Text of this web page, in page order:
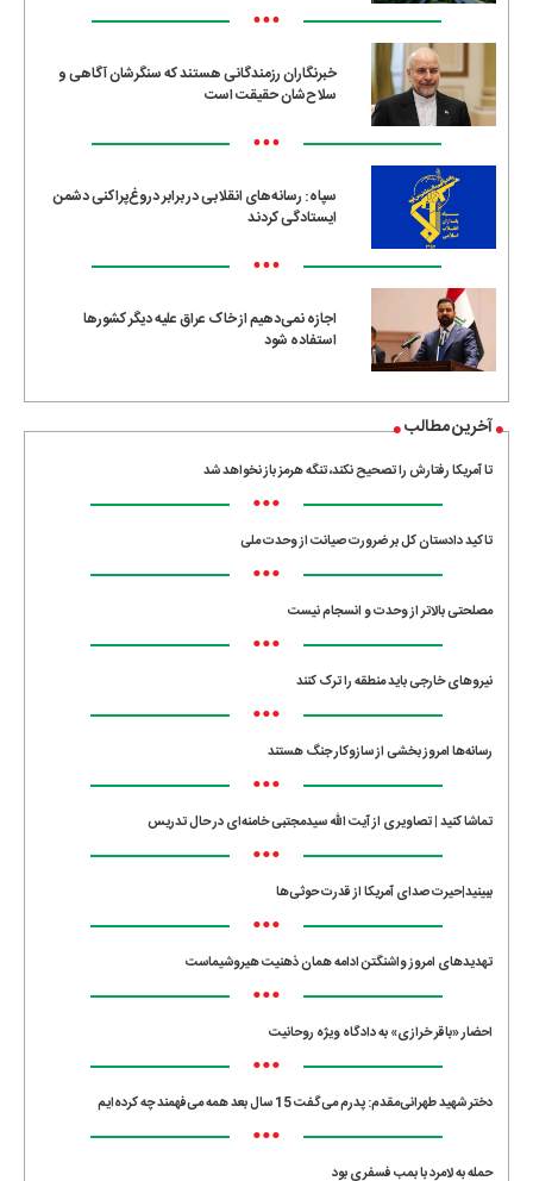
•••
خبرنگاران رزمندگانی هستند که سنگرشان آگاهی و
سلاح‌شان حقیقت است
•••
سپاه: رسانه‌های انقلابی در برابر دروغ‌پراکنی دشمن
ایستادگی کردند
•••
اجازه نمی‌دهیم از خاک عراق علیه دیگر کشورها
استفاده شود
آخرین مطالب
تا آمریکا رفتارش را تصحیح نکند، تنگه هرمز باز نخواهد شد
•••
تاکید دادستان کل بر ضرورت صیانت از وحدت ملی
•••
مصلحتی بالاتر از وحدت و انسجام نیست
•••
نیروهای خارجی باید منطقه را ترک کنند
•••
رسانه‌ها امروز بخشی از سازوکار جنگ هستند
•••
تماشا کنید | تصاویری از آیت الله سیدمجتبی خامنه‌ای در حال تدریس
•••
ببینید|حیرت صدای آمریکا از قدرت حوثی‌ها
•••
تهدیدهای امروز واشنگتن ادامه همان ذهنیت هیروشیماست
•••
احضار «باقر خرازی» به دادگاه ویژه روحانیت
•••
دختر شهید طهرانی‌مقدم: پدرم می‌گفت 15 سال بعد همه می‌فهمند چه کرده‌ایم
•••
حمله به لامرد با بمب فسفری بود